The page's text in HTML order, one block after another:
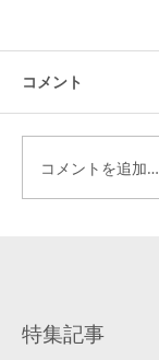
コメント
コメントを追加…
特集記事